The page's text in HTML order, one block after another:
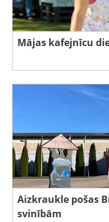
Mājas kafejnīcu
Aizkraukle pošas
svinībām